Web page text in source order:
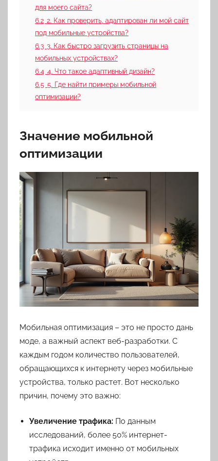
для моего сайта?
6.2 2. Как проверить, адаптирован ли мой сайт
под мобильные устройства?
6.3 3. Как быстро загрузить страницы на
мобильных устройствах?
6.4 4. Что такое адаптивный дизайн?
6.5 5. Где найти примеры мобильной
оптимизации?
Значение мобильной
оптимизации
Мобильная оптимизация – это не просто дань
моде, а важный аспект веб-разработки. С
каждым годом количество пользователей,
обращающихся к интернету через мобильные
устройства, только растет. Вот несколько
причин, почему это важно:
Увеличение трафика: По данным
исследований, более 50% интернет-
трафика исходит именно от мобильных